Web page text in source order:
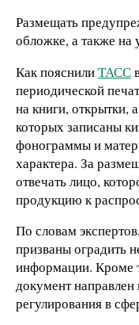
Размещать
обложке, а также на
Как пояснилиТАСС
периодической
на книги, открытки,
которых записаны
фонограммы и
характера. За
отвечать лицо,
продукцию к
По словам
призваны оградить
информации. Кроме
документ
регулирования в